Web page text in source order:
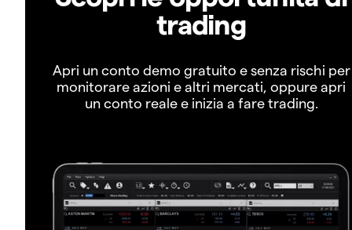
trading
Apri un conto demo gratuito e senza rischi per
monitorare azioni e altri mercati, oppure apri
un conto reale e inizia a fare trading.